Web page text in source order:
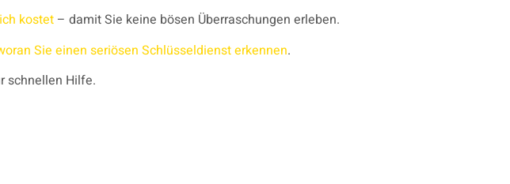
kostet – damit Sie keine bösen Überraschungen erleben.
Sie einen seriösen Schlüsseldienst erkennen.
schnellen Hilfe.